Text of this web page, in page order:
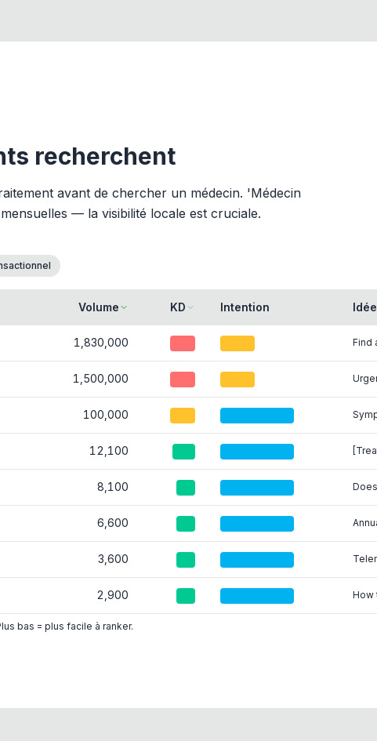
recherchent
avant de chercher un médecin. 'Médecin
— la visibilité locale est cruciale.
Volume KD Intention
1,830,000 Find
1,500,000
100,000
12,100
8,100
6,600
3,600
2,900 How
bas = plus facile à ranker.